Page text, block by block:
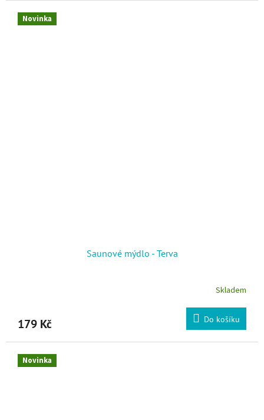
Novinka
Saunové mýdlo - Terva
Skladem
179 Kč Do košíku
Novinka